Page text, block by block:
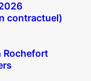
contractuel)
Rochefort